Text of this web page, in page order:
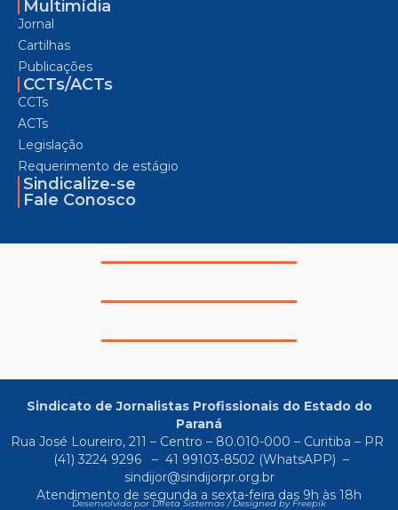
Multimídia
Jornal
Cartilhas
Publicações
CCTs/ACTs
CCTs
ACTs
Legislação
Requerimento de estágio
Sindicalize-se
Fale Conosco
Sindicato de Jornalistas Profissionais do Estado do
Paraná
Rua José Loureiro, 211 – Centro – 80.010-000 – Curitiba – PR
(41) 3224 9296
– 41 99103-8502(WhatsAPP) –
sindijor@sindijorpr.org.br
Atendimento de segunda a sexta-feira das 9h às 18h
Desenvolvido por Direta Sistemas /Designed by Freepik